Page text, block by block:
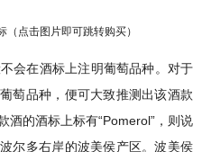
（点击图片即可跳转购买）
会在酒标上注明葡萄品种。对于
萄品种，便可大致推测出该酒款
酒的酒标上标有“Pomerol”，则说
尔多右岸的波美侯产区。波美侯